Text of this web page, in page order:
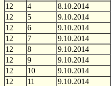
12
4 8.10.2014
12
5 9.10.2014
12
6 9.10.2014
12
7 9.10.2014
12
8 9.10.2014
12
9 9.10.2014
12
10 9.10.2014
12
11 9.10.2014